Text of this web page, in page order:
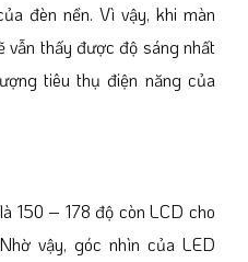
đèn nền. Vì vậy, khi màn
vẫn thấy được độ sáng nhất
tiêu thụ điện năng của
150 – 178 độ còn LCD cho
vậy, góc nhìn của LED